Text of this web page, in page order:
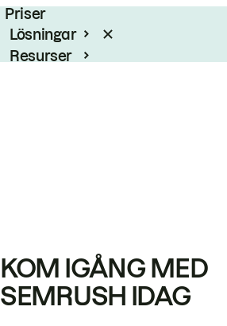
Priser
Lösningar
Resurser
KOM IGÅNG MED
SEMRUSH IDAG